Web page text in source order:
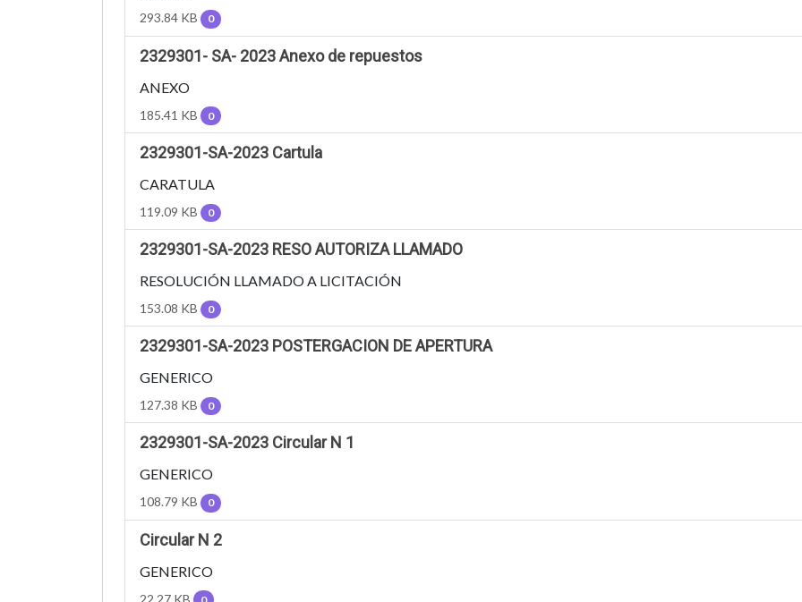
293.84 KB 0
2329301- SA- 2023 Anexo de repuestos
ANEXO
185.41 KB 0
2329301-SA-2023 Cartula
CARATULA
119.09 KB 0
2329301-SA-2023 RESO AUTORIZA LLAMADO
RESOLUCIÓN LLAMADO A LICITACIÓN
153.08 KB 0
2329301-SA-2023 POSTERGACION DE APERTURA
GENERICO
127.38 KB 0
2329301-SA-2023 Circular N 1
GENERICO
108.79 KB 0
Circular N 2
GENERICO
22.27 KB 0